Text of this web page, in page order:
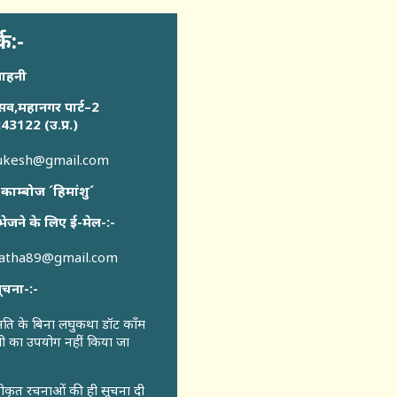
पार्ट–2
(उ.प्र.)
´हिमांशु´
के लिए ई-मेल-:-
:-
के बिना लघुकथा डॉट कॉंम
का उपयोग नहीं किया जा
रचनाओं की ही सूचना दी